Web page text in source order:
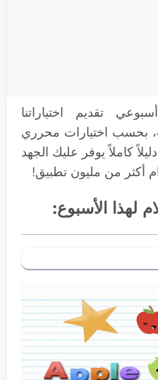
تقديم اختياراتنا
بحسب اختيارات محرري
كاملاً يوفر عليك الجهد
أكثر من مليون تطبيق!
لهذا الأسبوع: